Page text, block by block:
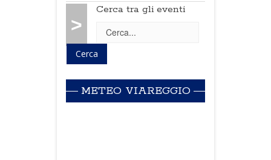
>
Cerca tra gli eventi
METEO VIAREGGIO